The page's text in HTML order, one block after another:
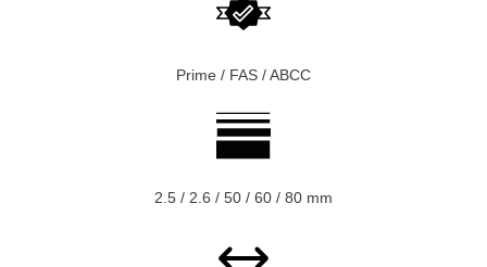
Prime / FAS / ABCC
2.5 / 2.6 / 50 / 60 / 80 mm